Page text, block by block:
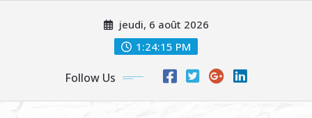
jeudi, 6 août 2026
1:24:16 PM
Follow Us